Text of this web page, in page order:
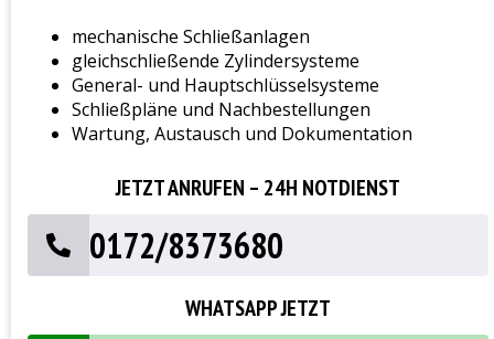
mechanische Schließanlagen
gleichschließende Zylindersysteme
General- und Hauptschlüsselsysteme
Schließpläne und Nachbestellungen
Wartung, Austausch und Dokumentation
JETZT ANRUFEN – 24H NOTDIENST
0172/8373680
WHATSAPP JETZT